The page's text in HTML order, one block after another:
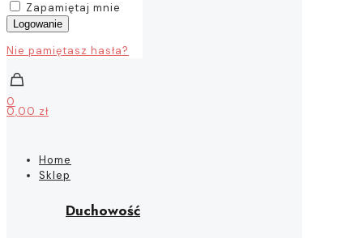
Zapamiętaj mnie
Logowanie
Nie pamiętasz hasła?
0
0,00 zł
Home
Sklep
Duchowość